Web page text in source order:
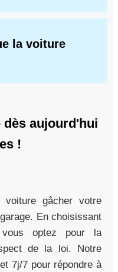
la voiture
dès aujourd'hui
!
gâcher votre
En choisissant
vous optez pour la
de la loi. Notre
7j/7 pour répondre à